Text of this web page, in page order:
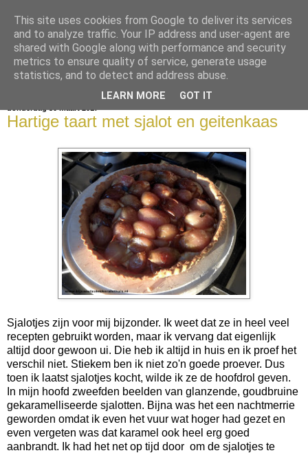
bijna net zo lekker als thuis
Hartige taart met sjalot en geitenkaas
Sjalotjes zijn voor mij bijzonder. Ik weet dat ze in heel veel
recepten gebruikt worden, maar ik vervang dat eigenlijk
altijd door gewoon ui. Die heb ik altijd in huis en ik proef het
verschil niet. Stiekem ben ik niet zo'n goede proever. Dus
toen ik laatst sjalotjes kocht, wilde ik ze de hoofdrol geven.
In mijn hoofd zweefden beelden van glanzende, goudbruine
gekaramelliseerde sjalotten. Bijna was het een nachtmerrie
geworden omdat ik even het vuur wat hoger had gezet en
even vergeten was dat karamel ook heel erg goed
aanbrandt. Ik had het net op tijd door om de sjalotjes te
This site uses cookies from Google to deliver its services
and to analyze traffic. Your IP address and user-agent are
shared with Google along with performance and security
metrics to ensure quality of service, generate usage
statistics, and to detect and address abuse.
LEARN MORE GOT IT